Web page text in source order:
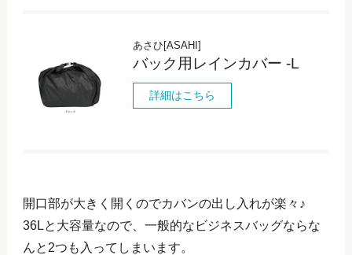
あさひ[ASAHI]
バック用レインカバー -L
詳細はこちら
開口部が大きく開くのでカバンの出し入れが楽々♪
36Lと大容量なので、一般的なビジネスバッグならな
んと2つも入ってしまいます。